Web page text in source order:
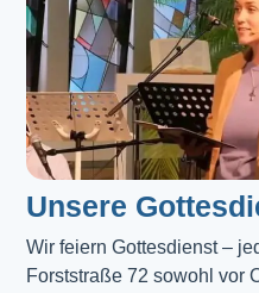
Unsere
Wir feiern Gottesdienst –
Forststraße 72 sowohl vor